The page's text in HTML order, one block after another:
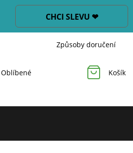
CHCI SLEVU ❤
Způsoby doručení
Oblíbené Košík